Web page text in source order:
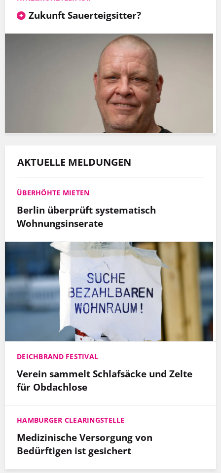
Zukunft Sauerteigsitter?
AKTUELLE MELDUNGEN
ÜBERHÖHTE MIETEN
Berlin überprüft systematisch
Wohnungsinserate
DEICHBRAND FESTIVAL
Verein sammelt Schlafsäcke und Zelte
für Obdachlose
HAMBURGER CLEARINGSTELLE
Medizinische Versorgung von
Bedürftigen ist gesichert